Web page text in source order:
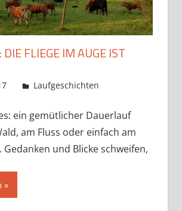
DIE FLIEGE IM AUGE IST
Markus
Laufgeschichten
ein gemütlicher Dauerlauf
am Fluss oder einfach am
Gedanken und Blicke schweifen,